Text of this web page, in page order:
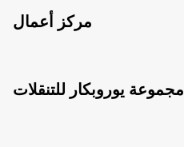
مركز أعمال
مجموعة يوروبكار للتنقلات